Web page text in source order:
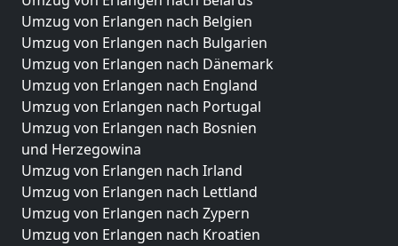
Umzug von Erlangen nach Belgien
Umzug von Erlangen nach Bulgarien
Umzug von Erlangen nach Dänemark
Umzug von Erlangen nach England
Umzug von Erlangen nach Portugal
Umzug von Erlangen nach Bosnien
und Herzegowina
Umzug von Erlangen nach Irland
Umzug von Erlangen nach Lettland
Umzug von Erlangen nach Zypern
Umzug von Erlangen nach Kroatien